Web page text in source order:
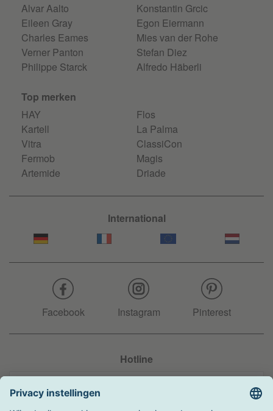
Alvar Aalto
Eileen Gray
Charles Eames
Verner Panton
Philippe Starck
Konstantin Grcic
Egon Eiermann
Mies van der Rohe
Stefan Diez
Alfredo Häberli
Top merken
HAY
Kartell
Vitra
Fermob
Artemide
Flos
La Palma
ClassiCon
Magis
Driade
International
Facebook Instagram Pinterest
Hotline